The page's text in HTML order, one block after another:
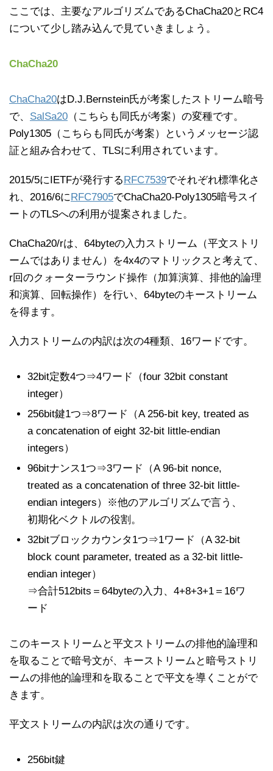
ここでは、主要なアルゴリズムであるChaCha20とRC4
について少し踏み込んで見ていきましょう。
ChaCha20
ChaCha20はD.J.Bernstein氏が考案したストリーム暗号
で、 SalSa20 （こちらも同氏が考案）の変種です。
Poly1305（こちらも同氏が考案）というメッセージ認
証と組み合わせて、TLSに利用されています。
2015/5にIETFが発行するRFC7539でそれぞれ標準化さ
れ、2016/6にRFC7905でChaCha20-Poly1305暗号スイ
ートのTLSへの利用が提案されました。
ChaCha20/rは、64byteの入力ストリーム（平文ストリ
ームではありません）を4x4のマトリックスと考えて、
r回のクォーターラウンド操作（加算演算、排他的論理
和演算、回転操作）を行い、64byteのキーストリーム
を得ます。
入力ストリームの内訳は次の4種類、16ワードです。
32bit定数4つ⇒4ワード（four 32bit constant
integer）
256bit鍵1つ⇒8ワード（A 256-bit key, treated as
a concatenation of eight 32-bit little-endian
integers）
96bitナンス1つ⇒3ワード（A 96-bit nonce,
treated as a concatenation of three 32-bit little-
endian integers）※他のアルゴリズムで言う、
初期化ベクトルの役割。
32bitブロックカウンタ1つ⇒1ワード（A 32-bit
block count parameter, treated as a 32-bit little-
endian integer）
⇒合計512bits＝64byteの入力、4+8+3+1＝16ワ
ード
このキーストリームと平文ストリームの排他的論理和
を取ることで暗号文が、キーストリームと暗号ストリ
ームの排他的論理和を取ることで平文を導くことがで
きます。
平文ストリームの内訳は次の通りです。
256bit鍵